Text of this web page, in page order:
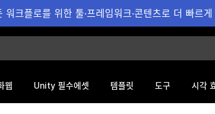
워크플로를 위한 툴·프레임워크·콘텐츠로 더 빠르
웹 Unity 필수에셋 템플릿 도구 시각